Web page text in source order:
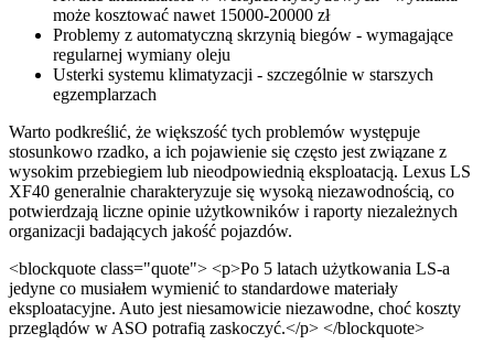
może kosztować nawet 15000-20000 zł
Problemy z automatyczną skrzynią biegów - wymagające
regularnej wymiany oleju
Usterki systemu klimatyzacji - szczególnie w starszych
egzemplarzach
Warto podkreślić, że większość tych problemów występuje
stosunkowo rzadko, a ich pojawienie się często jest związane z
wysokim przebiegiem lub nieodpowiednią eksploatacją. Lexus LS
XF40 generalnie charakteryzuje się wysoką niezawodnością, co
potwierdzają liczne opinie użytkowników i raporty niezależnych
organizacji badających jakość pojazdów.
<blockquote class="quote"> <p>Po 5 latach użytkowania LS-a
jedyne co musiałem wymienić to standardowe materiały
eksploatacyjne. Auto jest niesamowicie niezawodne, choć koszty
przeglądów w ASO potrafią zaskoczyć.</p> </blockquote>